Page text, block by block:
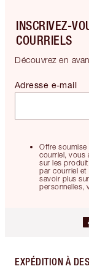
INSCRIVEZ-
COURRIELS
Découvrez en
Offre
courriel, vous
sur les
par courriel et
savoir plus
personnelles,
Adresse e-mail
EXPÉDITION À